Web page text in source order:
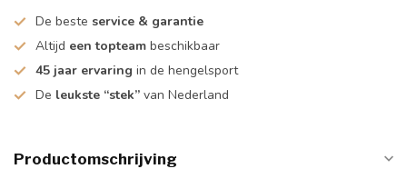
De beste service & garantie
Altijd een topteam beschikbaar
45 jaar ervaring in de hengelsport
De leukste “stek” van Nederland
Productomschrijving